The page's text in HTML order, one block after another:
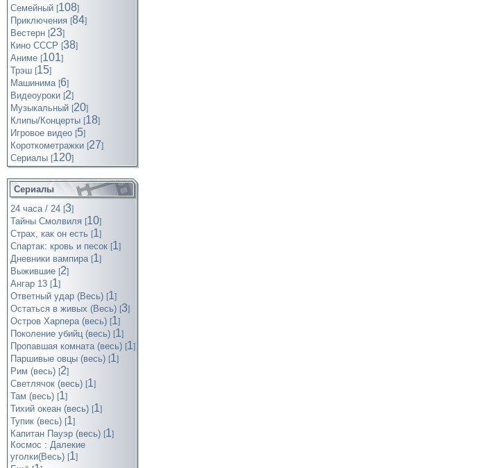
Семейный [108]
Приключения [84]
Вестерн [23]
Кино СССР [38]
Аниме [101]
Трэш [15]
Машинима [6]
Видеоуроки [2]
Музыкальный [20]
Клипы/Концерты [18]
Игровое видео [5]
Короткометражки [27]
Cериалы [120]
Сериалы
24 часа / 24 [3]
Тайны Смолвиля [10]
Страх, как он есть [1]
Спартак: кровь и песок [1]
Дневники вампира [1]
Выжившие [2]
Ангар 13 [1]
Ответный удар (Весь) [1]
Остаться в живых (Весь) [3]
Остров Харпера (весь) [1]
Поколение убийц (весь) [1]
Пропавшая комната (весь) [1]
Паршивые овцы (весь) [1]
Рим (весь) [2]
Светлячок (весь) [1]
Там (весь) [1]
Тихий океан (весь) [1]
Тупик (весь) [1]
Капитан Пауэр (весь) [1]
Космос : Далекие
уголки(Весь) [1]